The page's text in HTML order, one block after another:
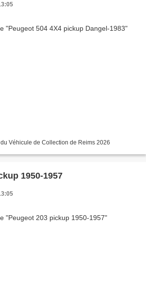
Véhicule de Collection de Reims 2026
1950-1957